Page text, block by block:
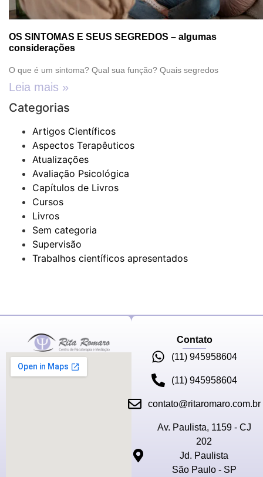
OS SINTOMAS E SEUS SEGREDOS – algumas
considerações
O que é um sintoma? Qual sua função? Quais segredos
Leia mais »
Categorias
Artigos Científicos
Aspectos Terapêuticos
Atualizações
Avaliação Psicológica
Capítulos de Livros
Cursos
Livros
Sem categoria
Supervisão
Trabalhos científicos apresentados
Contato
(11) 945958604
(11) 945958604
contato@ritaromaro.com.br
Av. Paulista, 1159 - CJ
202
Jd. Paulista
São Paulo - SP